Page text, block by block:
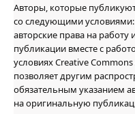
Авторы, которые
со следующими
авторские права на
публикации вместе с
условиях Creative
позволяет другим
обязательным указанием
на оригинальную